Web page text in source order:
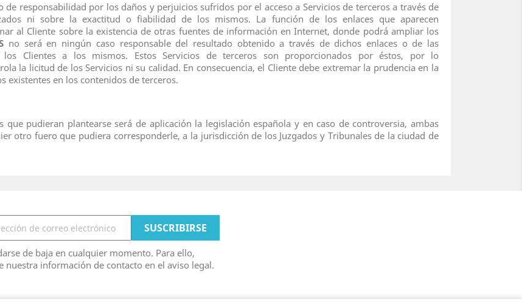
responsabilidad por los daños y perjuicios sufridos por el acceso a Servicios de terceros a través de
ni sobre la exactitud o fiabilidad de los mismos. La función de los enlaces que aparecen
al Cliente sobre la existencia de otras fuentes de información en Internet, donde podrá ampliar los
no será en ningún caso responsable del resultado obtenido a través de dichos enlaces o de las
Clientes a los mismos. Estos Servicios de terceros son proporcionados por éstos, por lo
la licitud de los Servicios ni su calidad. En consecuencia, el Cliente debe extremar la prudencia en la
existentes en los contenidos de terceros.
que pudieran plantearse será de aplicación la legislación española y en caso de controversia, ambas
otro fuero que pudiera corresponderle, a la jurisdicción de los Juzgados y Tribunales de la ciudad de
de baja en cualquier momento. Para ello,
nuestra información de contacto en el aviso legal.